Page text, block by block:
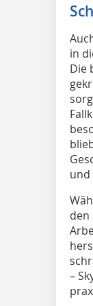
in
Die
und
den
–